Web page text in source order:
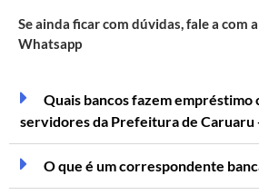
Se ainda ficar com dúvidas, fale a com
Whatsapp
Quais bancos fazem empréstimo
servidores da Prefeitura de Caruaru
O que é um correspondente